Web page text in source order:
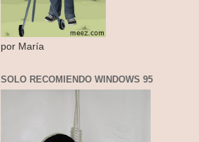
por María
SOLO RECOMIENDO WINDOWS 95